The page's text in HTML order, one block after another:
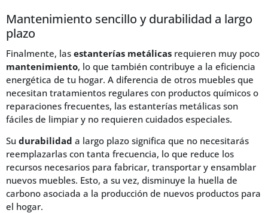
Mantenimiento sencillo y durabilidad a largo
plazo
Finalmente, las estanterías metálicas requieren muy poco
mantenimiento, lo que también contribuye a la eficiencia
energética de tu hogar. A diferencia de otros muebles que
necesitan tratamientos regulares con productos químicos o
reparaciones frecuentes, las estanterías metálicas son
fáciles de limpiar y no requieren cuidados especiales.
Su durabilidad a largo plazo significa que no necesitarás
reemplazarlas con tanta frecuencia, lo que reduce los
recursos necesarios para fabricar, transportar y ensamblar
nuevos muebles. Esto, a su vez, disminuye la huella de
carbono asociada a la producción de nuevos productos para
el hogar.